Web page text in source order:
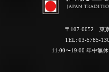
〒107-0052 東
TEL: 03-5785-
11:00〜19:00 年中無